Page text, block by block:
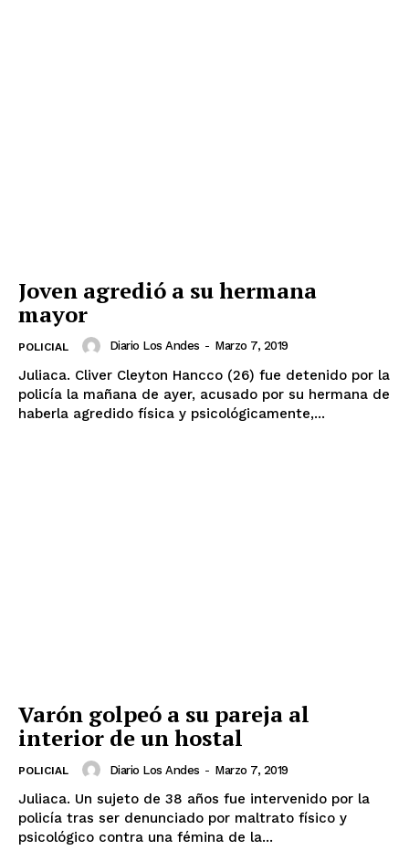
Joven agredió a su hermana
mayor
POLICIAL Diario Los Andes - Marzo 7, 2019
Juliaca. Cliver Cleyton Hancco (26) fue detenido por la
policía la mañana de ayer, acusado por su hermana de
haberla agredido física y psicológicamente,...
Varón golpeó a su pareja al
interior de un hostal
POLICIAL Diario Los Andes - Marzo 7, 2019
Juliaca. Un sujeto de 38 años fue intervenido por la
policía tras ser denunciado por maltrato físico y
psicológico contra una fémina de la...